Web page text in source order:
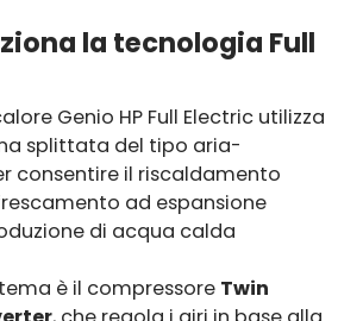
la tecnologia Full
Genio HP Full Electric utilizza
splittata del tipo aria-
consentire il riscaldamento
ad espansione
di acqua calda
è il compressore Twin